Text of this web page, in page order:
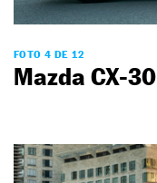
FOTO 4 DE 12
Mazda CX-30